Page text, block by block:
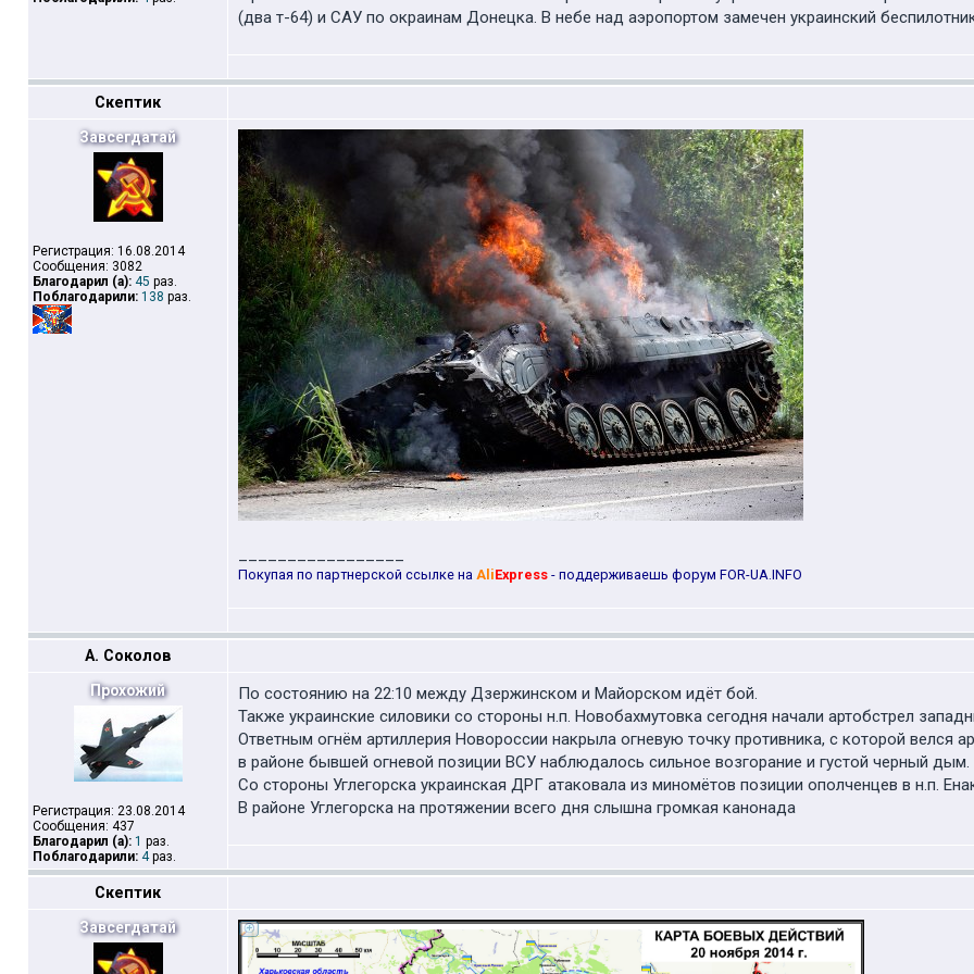
(два т-64) и САУ по окраинам Донецка. В небе над аэропортом замечен украинский
Скептик
Завсегдатай
Регистрация: 16.08.2014
Сообщения: 3082
Благодарил (а): 45 раз.
Поблагодарили: 138 раз.
Покупая по партнерской ссылке на AliExpress - поддерживаешь форум FOR-UA.INFO
А. Соколов
Прохожий
Регистрация: 23.08.2014
Сообщения: 437
Благодарил (а): 1 раз.
Поблагодарили: 4раз.
По состоянию на 22:10 между Дзержинском и Майорском идёт бой.
Также украинские силовики со стороны н.п. Новобахмутовка сегодня начали артобстрел
Ответным огнём артиллерия Новороссии накрыла огневую точку противника, с которой велся
в районе бывшей огневой позиции ВСУ наблюдалось сильное возгорание и густой черный дым.
Со стороны Углегорска украинская ДРГ атаковала из миномётов позиции ополченцев в н.п.
В районе Углегорска на протяжении всего дня слышна громкая канонада
Скептик
Завсегдатай